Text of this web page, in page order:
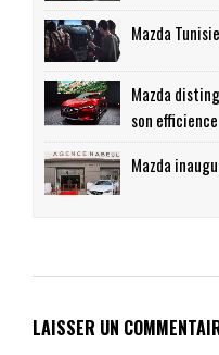
Mazda
Mazda
son efficience
Mazda
LAISSER UN